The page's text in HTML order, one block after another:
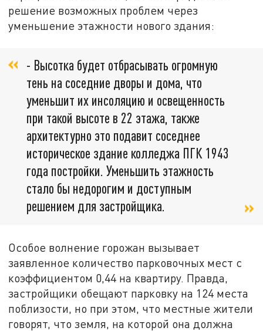
решение возможных проблем через
уменьшение этажности нового здания:
- Высотка будет отбрасывать огромную
тень на соседние дворы и дома, что
уменьшит их инсоляцию и освещенность
при такой высоте в 22 этажа, также
архитектурно это подавит соседнее
историческое здание колледжа ПГК 1943
года постройки. Уменьшить этажность
стало бы недорогим и доступным
решением для застройщика.
Особое волнение горожан вызывает
заявленное количество парковочных мест с
коэффициентом 0,44 на квартиру. Правда,
застройщики обещают парковку на 124 места
поблизости, но при этом, что местные жители
говорят, что земля, на которой она должна